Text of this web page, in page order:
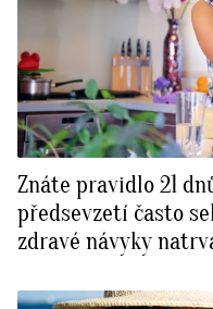
Znáte pravidlo 21
předsevzetí často
zdravé návyky